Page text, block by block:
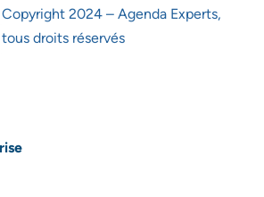
Copyright 2024 – Agenda Experts,
tous droits réservés